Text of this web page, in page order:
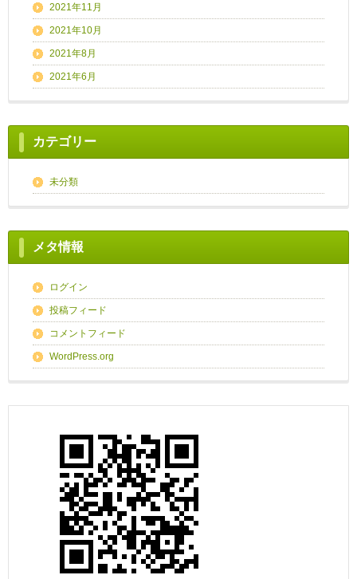
2021年11月
2021年10月
2021年8月
2021年6月
カテゴリー
未分類
メタ情報
ログイン
投稿フィード
コメントフィード
WordPress.org